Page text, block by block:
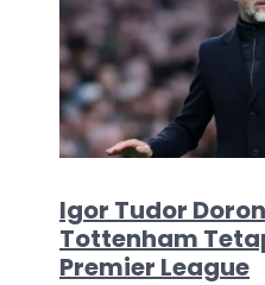
Igor Tudor
Tottenham
Premier League